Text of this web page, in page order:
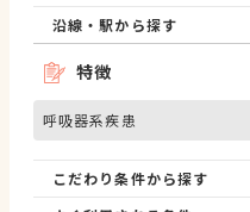
沿線・駅から探す
特徴
呼吸器系疾患
こだわり条件から探す